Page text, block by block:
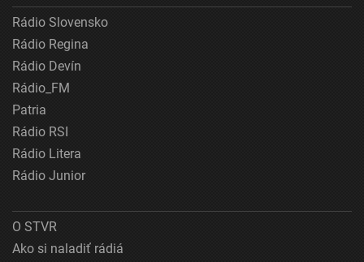
Rádio Slovensko
Rádio Regina
Rádio Devín
Rádio_FM
Patria
Rádio RSI
Rádio Litera
Rádio Junior
O STVR
Ako si naladiť rádiá